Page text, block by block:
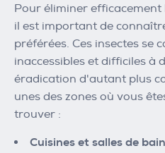
Pour éliminer
il est important de
préférées. Ces insectes se
inaccessibles et difficiles à
éradication d'autant plus
unes des zones où vous
trouver :
Cuisines et salles de